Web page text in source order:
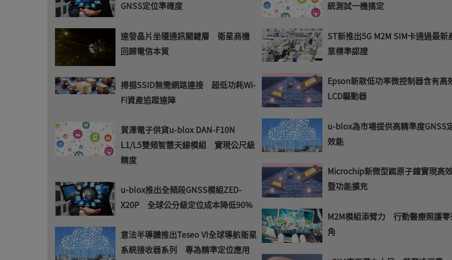
GNSS定位準確度
達發晶片坐穩通訊關鍵層 衛星商機
回歸電信本質
掃描SSID無需網路連接 超低功耗Wi-
Fi資產追蹤達陣
貿澤電子供貨u-blox DAN-F10N
L1/L5雙頻智慧天線模組 實現公尺級
精度
u-blox推出全頻段GNSS模組ZED-
X20P 全球公分級定位成本降低90%
意法半導體推出Teseo VI全球導航衛星
系統接收器系列 專為精準定位應用
統測試一機搞定
ST新推出5G M2M SIM卡通過最新
業標準認證
Epson新款低功率微控制器含有高
LCD驅動器
u-blox為市場提供高精準度GNSS
效能
Microchip新微型銣原子鐘實現高
暨功能擴充
M2M模組添臂力 行動醫療照護零
角